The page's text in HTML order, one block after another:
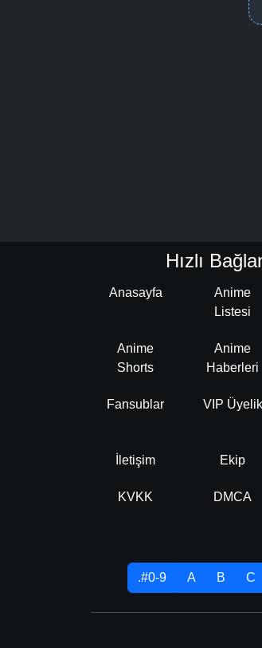
Hızlı
Anasayfa
Anime
Listesi
Anime
Shorts
Anime
Haberleri
Fansublar VIP Üyelik
İletişim Ekip
KVKK DMCA
.#0-9 A B C